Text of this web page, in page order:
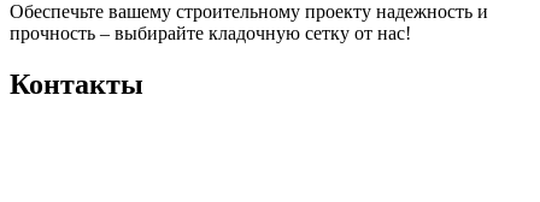
Обеспечьте вашему строительному проекту надежность и
прочность – выбирайте кладочную сетку от нас!
Контакты